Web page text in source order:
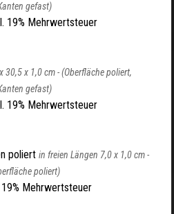
gefast)
19% Mehrwertsteuer
30,5 x 1,0 cm -(Oberfläche poliert,
gefast)
19% Mehrwertsteuer
poliert in freien Längen 7,0 x 1,0 cm -
poliert)
Mehrwertsteuer